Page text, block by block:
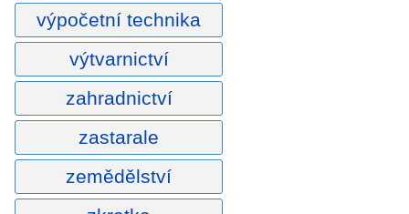
výpočetní technika
výtvarnictví
zahradnictví
zastarale
zemědělství